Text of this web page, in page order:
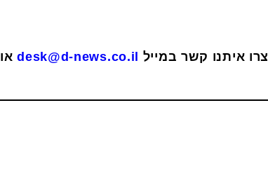
איתנו קשר במייל desk@d-news.co.ilאו